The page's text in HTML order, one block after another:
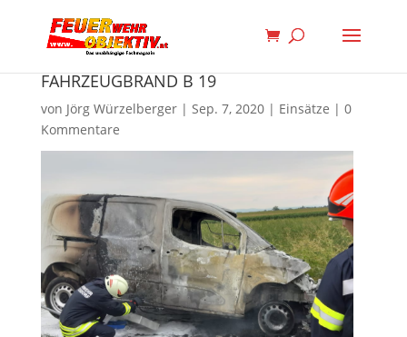
FAHRZEUGBRAND B 19
von Jörg Würzelberger| Sep. 7, 2020| Einsätze | 0
Kommentare